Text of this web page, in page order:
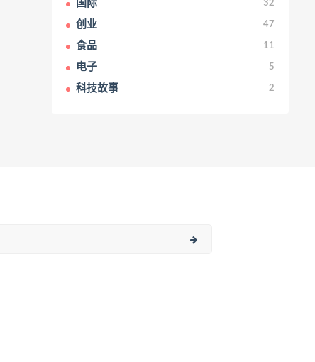
国际 32
创业 47
食品 11
电子 5
科技故事 2